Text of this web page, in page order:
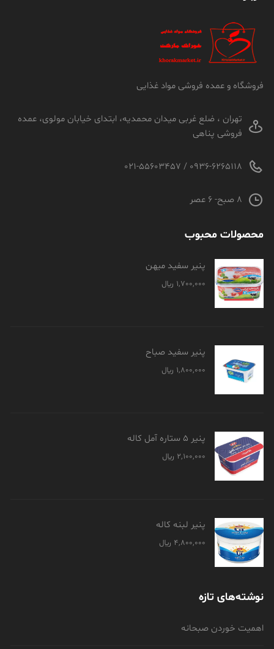
فروشگاه و عمده فروشی مواد غذایی
تهران ، ضلع غربی میدان محمدیه، ابتدای خیابان مولوی، عمده
فروشی پناهی
0936-6265118 / 021-55603457
8 صبح- 6 عصر
محصولات محبوب
پنیر سفید میهن
1,700,000 ﷼
پنیر سفید صباح
1,800,000 ﷼
پنیر 5 ستاره آمل کاله
2,100,000 ﷼
پنیر لبنه کاله
4,800,000 ﷼
نوشته‌های تازه
اهمیت خوردن صبحانه